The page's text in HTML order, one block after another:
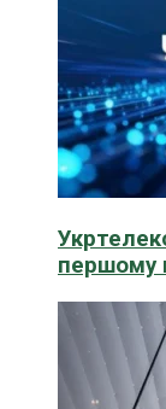
першому